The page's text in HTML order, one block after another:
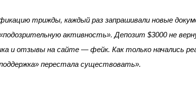
трижды, каждый раз запрашивали новые
активность». Депозит $3000 не
и отзывы на сайте — фейк. Как только начались
перестала существовать».